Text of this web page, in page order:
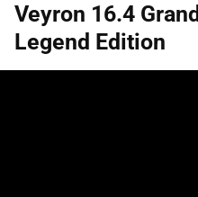
Veyron 16.4
Legend Edition